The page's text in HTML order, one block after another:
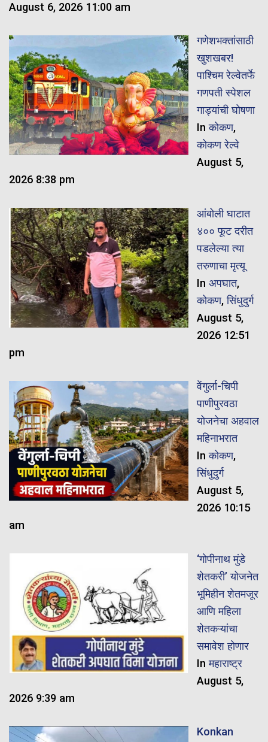
August 6, 2026 11:00 am
गणेशभक्तांसाठी
खुशखबर!
पाश्चिम रेल्वेतर्फे
गणपती स्पेशल
गाड्यांची घोषणा
Inकोकण,
कोकण रेल्वे
August 5,
2026 8:38 pm
आंबोली घाटात
४०० फूट दरीत
पडलेल्या त्या
तरुणाचा मृत्यू
In अपघात,
कोकण,सिंधुदुर्ग
August 5,
2026 12:51
pm
वेंगुर्ला-चिपी
पाणीपुरवठा
योजनेचा अहवाल
महिनाभरात
Inकोकण,
सिंधुदुर्ग
August 5,
2026 10:15
am
‘गोपीनाथ मुंडे
शेतकरी’ योजनेत
भूमिहीन शेतमजूर
आणि महिला
शेतकऱ्यांचा
समावेश होणार
Inमहाराष्ट्र
August 5,
2026 9:39 am
Konkan